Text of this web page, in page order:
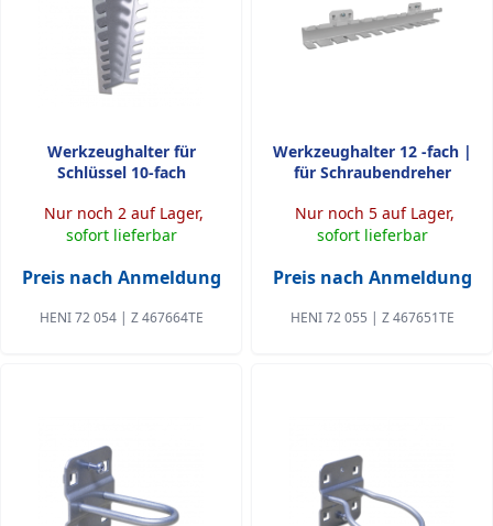
Werkzeughalter für
Schlüssel 10-fach
Nur noch 2 auf Lager,
sofort lieferbar
Preis nach Anmeldung
HENI 72 054 | Z 467664TE
Werkzeughalter 12 -fach |
für Schraubendreher
Nur noch 5 auf Lager,
sofort lieferbar
Preis nach Anmeldung
HENI 72 055 | Z 467651TE